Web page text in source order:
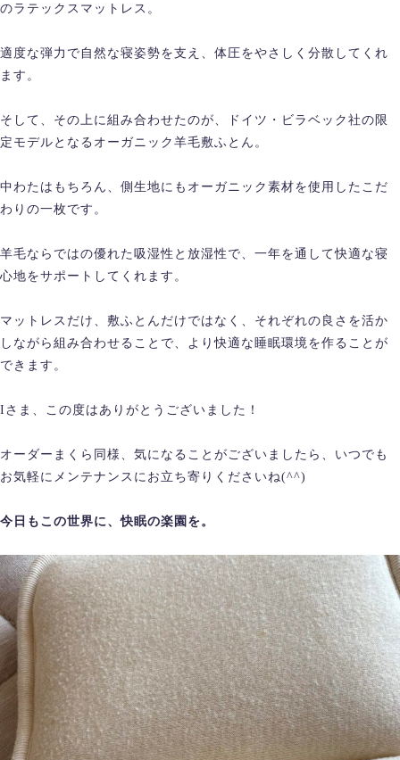
のラテックスマットレス。
適度な弾力で自然な寝姿勢を支え、体圧をやさしく分散してくれ
ます。
そして、その上に組み合わせたのが、ドイツ・ビラベック社の限
定モデルとなるオーガニック羊毛敷ふとん。
中わたはもちろん、側生地にもオーガニック素材を使用したこだ
わりの一枚です。
羊毛ならではの優れた吸湿性と放湿性で、一年を通して快適な寝
心地をサポートしてくれます。
マットレスだけ、敷ふとんだけではなく、それぞれの良さを活か
しながら組み合わせることで、より快適な睡眠環境を作ることが
できます。
Iさま、この度はありがとうございました！
オーダーまくら同様、気になることがございましたら、いつでも
お気軽にメンテナンスにお立ち寄りくださいね(^^)
今日もこの世界に、快眠の楽園を。